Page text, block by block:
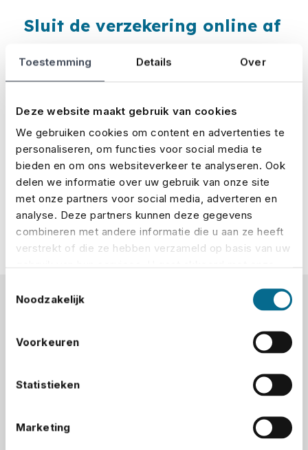
Toestemming Details Over
Deze website maakt gebruik van cookies
We gebruiken cookies om content en advertenties te
personaliseren, om functies voor social media te
bieden en om ons websiteverkeer te analyseren. Ook
delen we informatie over uw gebruik van onze site
met onze partners voor social media, adverteren en
analyse. Deze partners kunnen deze gegevens
combineren met andere informatie die u aan ze heeft
verstrekt of die ze hebben verzameld op basis van uw
Noodzakelijk
Voorkeuren
Statistieken
Marketing
Sluit de verzekering online af
Je kunt op onze website gemakkelijk en snel
berekenen hoeveel het verzekeren van jouw
vrijblijvende offerte aanvragen, of de verzekering
meteen afsluiten.
Sluit een evenementenverzekering
af
evenementenverzekeringen
Ben je tussenpersoon en heb je een
evenementenverzekering nodig voor een klant?